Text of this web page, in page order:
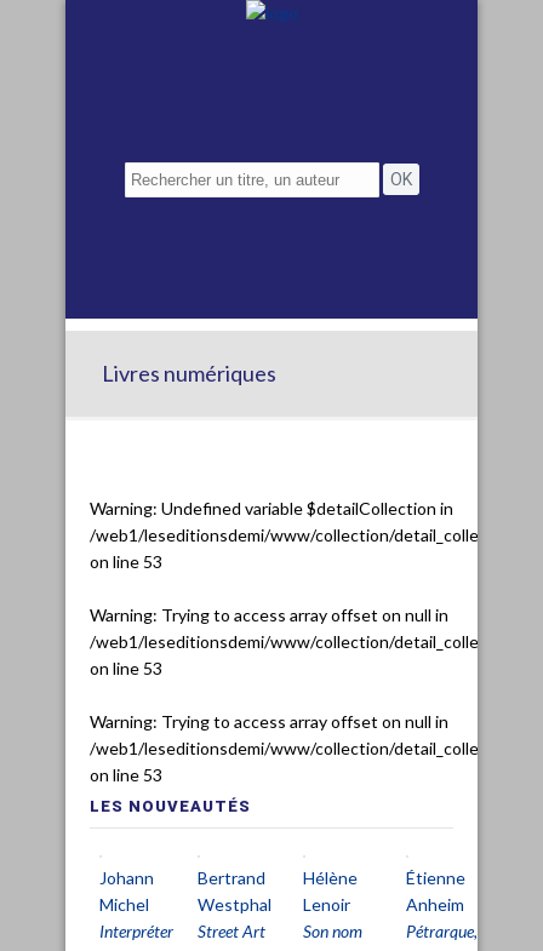
Livres numériques
Warning: Undefined variable $detailCollection in
/web1/leseditionsdemi/www/collection/
on line 53
Warning: Trying to access array offset on null in
/web1/leseditionsdemi/www/collection/
on line 53
Warning: Trying to access array offset on null in
/web1/leseditionsdemi/www/collection/
on line 53
LES NOUVEAUTÉS
Johann
Michel
Interpréter
Bertrand
Westphal
Street Art
Hélène
Lenoir
Son nom
Étienne
Anheim
Pétrarque,